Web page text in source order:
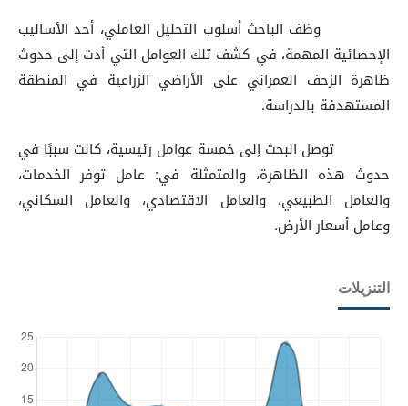
وظف الباحث أسلوب التحليل العاملي، أحد الأساليب
الإحصائية المهمة، في كشف تلك العوامل التي أدت إلى حدوث
ظاهرة الزحف العمراني على الأراضي الزراعية في المنطقة
المستهدفة بالدراسة.
توصل البحث إلى خمسة عوامل رئيسية، كانت سببًا في
حدوث هذه الظاهرة، والمتمثلة في: عامل توفر الخدمات،
والعامل الطبيعي، والعامل الاقتصادي، والعامل السكاني،
وعامل أسعار الأرض.
التنزيلات